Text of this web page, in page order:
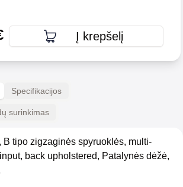
Į krepšelį
Specifikacijos
surinkimas
B tipo zigzaginės spyruoklės, multi-
back upholstered, Patalynės dėžė,